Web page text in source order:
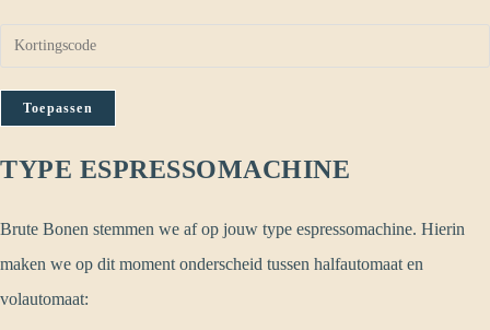
Toepassen
TYPE ESPRESSOMACHINE
Brute Bonen stemmen we af op jouw type espressomachine. Hierin
maken we op dit moment onderscheid tussen halfautomaat en
volautomaat: